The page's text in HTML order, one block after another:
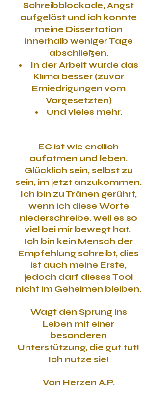
Schreibblockade, Angst
aufgelöst und ich konnte
meine Dissertation
innerhalb weniger Tage
abschließen.
In der Arbeit wurde das
Klima besser (zuvor
Erniedrigungen vom
Vorgesetzten)
Und vieles mehr.
EC ist wie endlich
aufatmen und leben.
Glücklich sein, selbst zu
sein, im jetzt anzukommen.
Ich bin zu Tränen gerührt,
wenn ich diese Worte
niederschreibe, weil es so
viel bei mir bewegt hat.
Ich bin kein Mensch der
Empfehlung schreibt, dies
ist auch meine Erste,
jedoch darf dieses Tool
nicht im Geheimen bleiben.
Wagt den Sprung ins
Leben mit einer
besonderen
Unterstützung, die gut tut!
Ich nutze sie!
Von Herzen A.P.